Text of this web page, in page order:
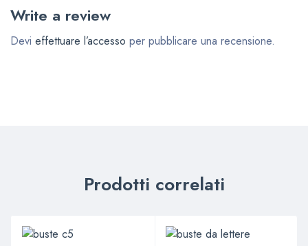
Write a review
Devi effettuare l’accesso per pubblicare una recensione.
Prodotti correlati